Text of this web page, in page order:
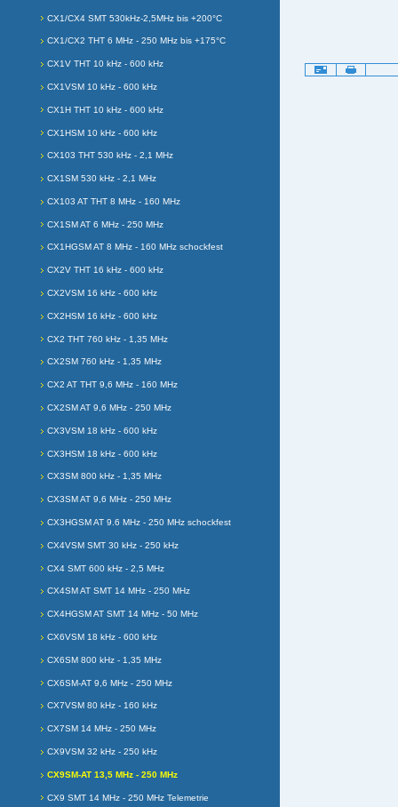
CX1/CX4 SMT 530kHz-2,5MHz bis +200°C
CX1/CX2 THT 6 MHz - 250 MHz bis +175°C
CX1V THT 10 kHz - 600 kHz
CX1VSM 10 kHz - 600 kHz
CX1H THT 10 kHz - 600 kHz
CX1HSM 10 kHz - 600 kHz
CX103 THT 530 kHz - 2,1 MHz
CX1SM 530 kHz - 2,1 MHz
CX103 AT THT 8 MHz - 160 MHz
CX1SM AT 6 MHz - 250 MHz
CX1HGSM AT 8 MHz - 160 MHz schockfest
CX2V THT 16 kHz - 600 kHz
CX2VSM 16 kHz - 600 kHz
CX2HSM 16 kHz - 600 kHz
CX2 THT 760 kHz - 1,35 MHz
CX2SM 760 kHz - 1,35 MHz
CX2 AT THT 9,6 MHz - 160 MHz
CX2SM AT 9,6 MHz - 250 MHz
CX3VSM 18 kHz - 600 kHz
CX3HSM 18 kHz - 600 kHz
CX3SM 800 kHz - 1,35 MHz
CX3SM AT 9,6 MHz - 250 MHz
CX3HGSM AT 9.6 MHz - 250 MHz schockfest
CX4VSM SMT 30 kHz - 250 kHz
CX4 SMT 600 kHz - 2,5 MHz
CX4SM AT SMT 14 MHz - 250 MHz
CX4HGSM AT SMT 14 MHz - 50 MHz
CX6VSM 18 kHz - 600 kHz
CX6SM 800 kHz - 1,35 MHz
CX6SM-AT 9,6 MHz - 250 MHz
CX7VSM 80 kHz - 160 kHz
CX7SM 14 MHz - 250 MHz
CX9VSM 32 kHz - 250 kHz
CX9SM-AT 13,5 MHz - 250 MHz
CX9 SMT 14 MHz - 250 MHz Telemetrie
Artikelaktionen